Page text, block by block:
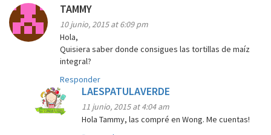
TAMMY
10 junio, 2015 at 6:09 pm
Hola,
Quisiera saber donde consigues las tortillas de maíz
integral?
Responder
LAESPATULAVERDE
11 junio, 2015 at 4:04 am
Hola Tammy, las compré en Wong. Me cuentas!